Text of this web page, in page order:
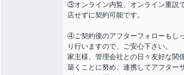
③オンライン内覧、オンライン重説
店せずに契約可能です。
④ご契約後のアフターフォローもし
り行いますので、ご安心下さい。
家主様、管理会社との日々友好な関
築くことに努め、連携してアフター